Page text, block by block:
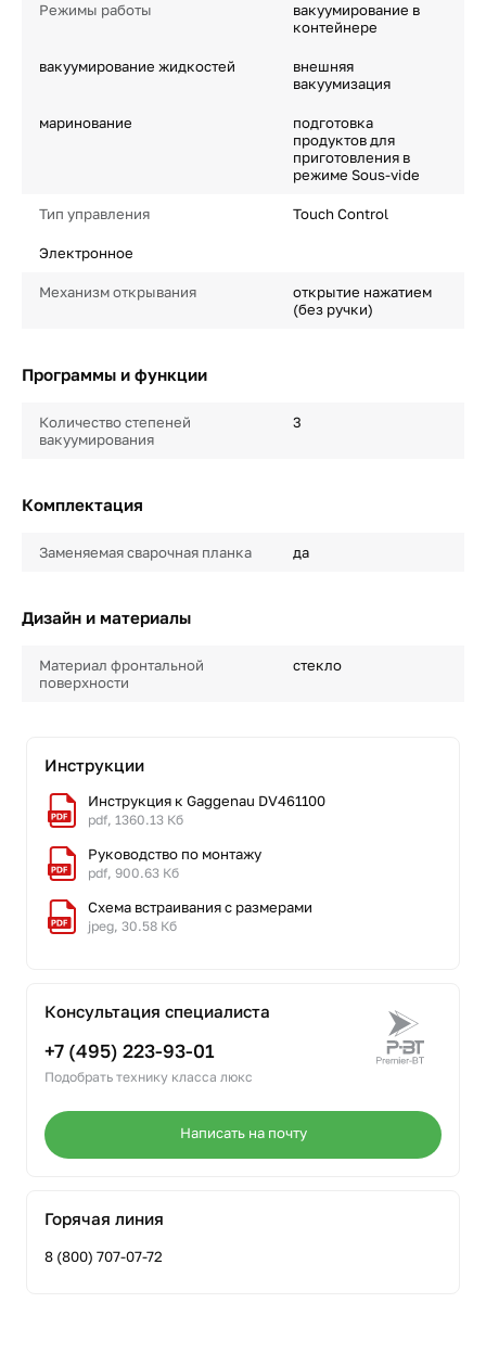
Режимы работы
вакуумирование в
контейнере
вакуумирование жидкостей
внешняя
вакуумизация
маринование
подготовка
продуктов для
приготовления в
режиме Sous-vide
Тип управления Touch Control
Электронное
Механизм открывания
открытие нажатием
(без ручки)
Программы и функции
Количество степеней
вакуумирования
3
Комплектация
Заменяемая сварочная планка да
Дизайн и материалы
Материал фронтальной
поверхности
стекло
Инструкции
Инструкция к Gaggenau DV461100
pdf, 1360.13 Кб
Руководство по монтажу
pdf, 900.63 Кб
Схема встраивания с размерами
jpeg, 30.58 Кб
Консультация специалиста
+7 (495) 223-93-01
Подобрать технику класса люкс
Написать на почту
Горячая линия
8 (800) 707-07-72